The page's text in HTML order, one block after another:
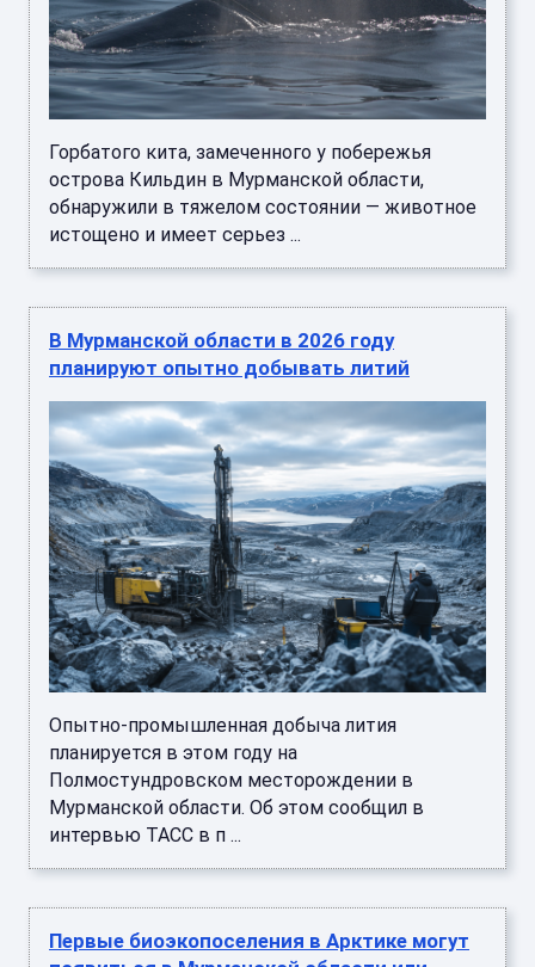
Горбатого кита, замеченного у побережья
острова Кильдин в Мурманской области,
обнаружили в тяжелом состоянии — животное
истощено и имеет серьез ...
В Мурманской области в 2026 году
планируют опытно добывать литий
Опытно-промышленная добыча лития
планируется в этом году на
Полмостундровском месторождении в
Мурманской области. Об этом сообщил в
интервью ТАСС в п ...
Первые биоэкопоселения в Арктике могут